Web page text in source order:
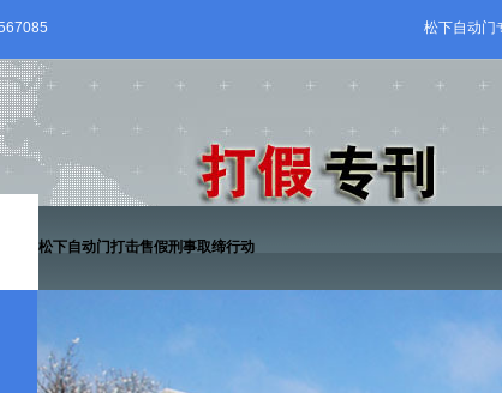
松下自动门
松下自动门打击售假刑事取缔行动